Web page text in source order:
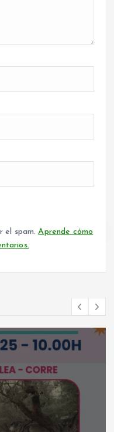
el spam.Aprende cómo